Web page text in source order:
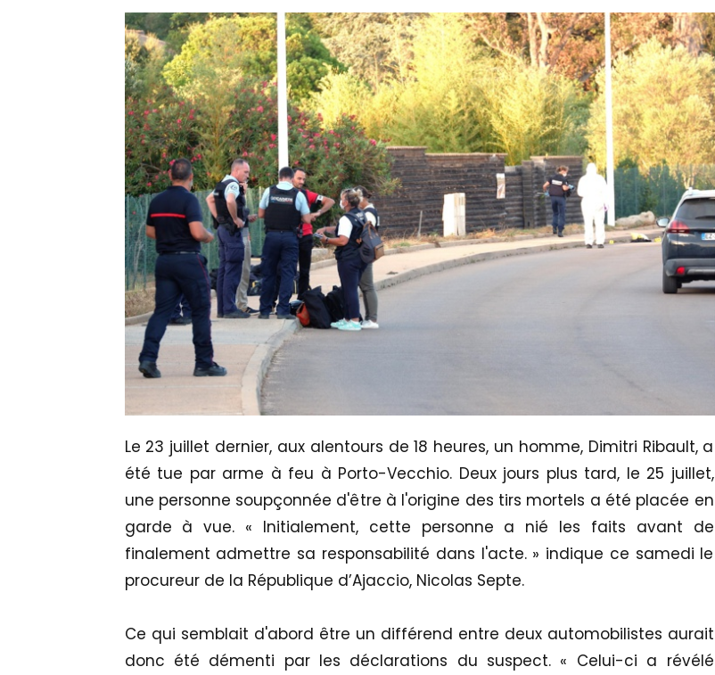
Le 23 juillet dernier, aux alentours de 18 heures, un homme, Dimitri Ribault, a
été tue par arme à feu à Porto-Vecchio. Deux jours plus tard, le 25 juillet,
une personne soupçonnée d'être à l'origine des tirs mortels a été placée en
garde à vue. « Initialement, cette personne a nié les faits avant de
finalement admettre sa responsabilité dans l'acte. » indique ce samedi le
procureur de la République d’Ajaccio, Nicolas Septe.
Ce qui semblait d'abord être un différend entre deux automobilistes aurait
donc été démenti par les déclarations du suspect. « Celui-ci a révélé